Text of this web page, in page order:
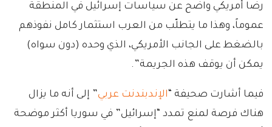
رضا أمريكي واضح عن سياسات إسرائيل في المنطقة
عموماً، وهذا ما يتطلّب من العرب استثمار كامل نفوذهم
بالضغط على الجانب الأمريكي، الذي وحده (دون سواه)
يمكن أن يوقف هذه الجريمة”.
فيما أشارت صحيفة “الإندبندنت عربي” إلى أنه ما يزال
هناك فرصة لمنع تمدد “إسرائيل” في سوريا أكثر موضحة